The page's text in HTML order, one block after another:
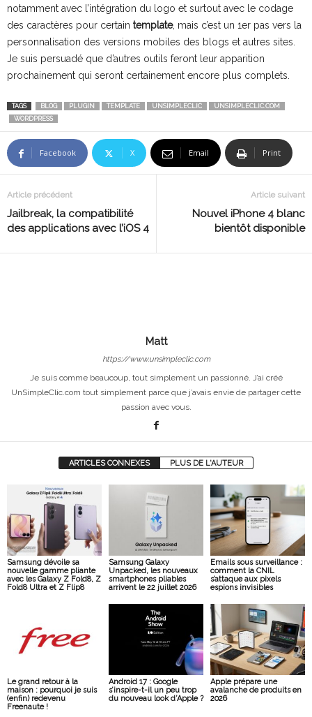
notamment avec l’intégration du logo et surtout avec le codage
des caractères pour certain template, mais c’est un 1er pas vers la
personnalisation des versions mobiles des blogs et autres sites.
Je suis persuadé que d’autres outils feront leur apparition
prochainement qui seront certainement encore plus complets.
TAGS BLOG PLUGIN TEMPLATE UNSIMPLECLIC
UNSIMPLECLIC.COM
WORDPRESS
Facebook X Email Print
Article précédent
Jailbreak, la compatibilité
des applications avec l’iOS 4
Article suivant
Nouvel iPhone 4 blanc
bientôt disponible
Matt
https://www.unsimpleclic.com
Je suis comme beaucoup, tout simplement un passionné. J’ai créé
UnSimpleClic.com tout simplement parce que j’avais envie de partager cette
passion avec vous.
ARTICLES CONNEXES PLUS DE L'AUTEUR
Samsung dévoile sa
nouvelle gamme pliante
avec les Galaxy Z Fold8, Z
Fold8 Ultra et Z Flip8
Samsung Galaxy
Unpacked, les nouveaux
smartphones pliables
arrivent le 22 juillet 2026
Emails sous surveillance :
comment la CNIL
s’attaque aux pixels
espions invisibles
Le grand retour à la
maison : pourquoi je suis
(enfin) redevenu
Freenaute !
Android 17 : Google
s’inspire-t-il un peu trop
du nouveau look d’Apple ?
Apple prépare une
avalanche de produits en
2026